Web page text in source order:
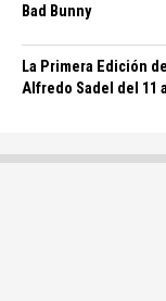
Bad Bunny
La Primera Edición
Alfredo Sadel del 11